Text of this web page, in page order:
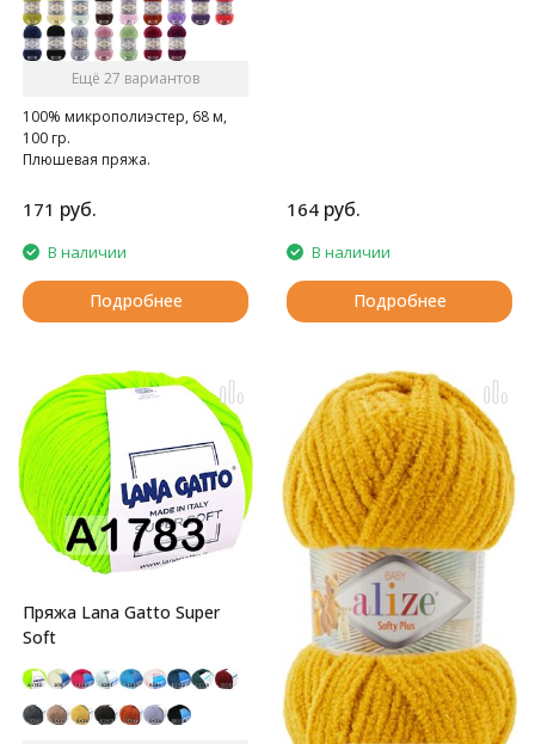
Ещё 27 вариантов
100% микрополиэстер, 68 м,
100 гр.
Плюшевая пряжа.
171 руб.
В наличии
Подробнее
164 руб.
В наличии
Подробнее
Пряжа Lana Gatto Super
Soft